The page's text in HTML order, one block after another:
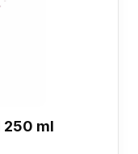
250 ml